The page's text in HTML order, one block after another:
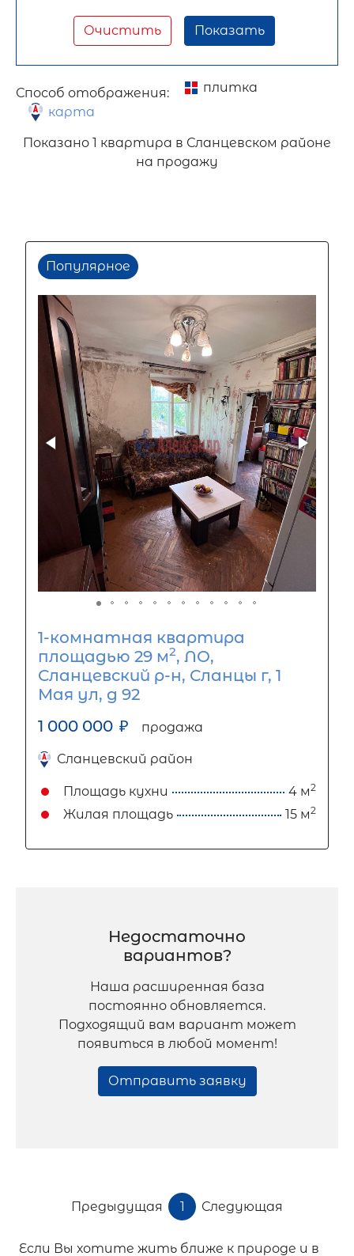
Очистить Показать
Способ отображения:
плитка
карта
Показано 1 квартира в Сланцевском районе
на продажу
Популярное
1-комнатная квартира
площадью 29 м2, ЛО,
Сланцевский р-н, Сланцы г, 1
Мая ул, д 92
1 000 000 ₽ продажа
Сланцевский район
Площадь кухни 4 м2
Жилая площадь 15 м2
Недостаточно
вариантов?
Наша расширенная база
постоянно обновляется.
Подходящий вам вариант может
появиться в любой момент!
Отправить заявку
Предыдущая 1 Следующая
Если Вы хотите жить ближе к природе и в